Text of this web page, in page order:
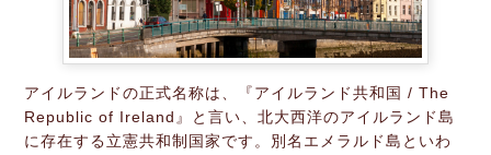
アイルランドの正式名称は、『アイルランド共和国 / The
Republic of Ireland』と言い、北大西洋のアイルランド島
に存在する立憲共和制国家です。別名エメラルド島といわ